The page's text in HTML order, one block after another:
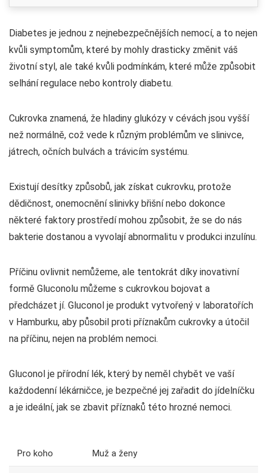
Diabetes je jednou z nejnebezpečnějších nemocí, a to nejen
kvůli symptomům, které by mohly drasticky změnit váš
životní styl, ale také kvůli podmínkám, které může způsobit
selhání regulace nebo kontroly diabetu.
Cukrovka znamená, že hladiny glukózy v cévách jsou vyšší
než normálně, což vede k různým problémům ve slinivce,
játrech, očních bulvách a trávicím systému.
Existují desítky způsobů, jak získat cukrovku, protože
dědičnost, onemocnění slinivky břišní nebo dokonce
některé faktory prostředí mohou způsobit, že se do nás
bakterie dostanou a vyvolají abnormalitu v produkci inzulínu.
Příčinu ovlivnit nemůžeme, ale tentokrát díky inovativní
formě Gluconolu můžeme s cukrovkou bojovat a
předcházet jí. Gluconol je produkt vytvořený v laboratořích
v Hamburku, aby působil proti příznakům cukrovky a útočil
na příčinu, nejen na problém nemoci.
Gluconol je přírodní lék, který by neměl chybět ve vaší
každodenní lékárničce, je bezpečné jej zařadit do jídelníčku
a je ideální, jak se zbavit příznaků této hrozné nemoci.
Pro koho Muž a ženy